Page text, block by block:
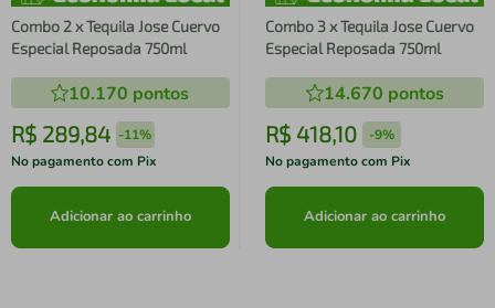
Combo 2 x Tequila Jose Cuervo
Especial Reposada 750ml
10.170 pontos
R$ 289,84 -11%
No pagamento com Pix
Adicionar ao carrinho
Combo 3 x Tequila Jose Cuervo
Especial Reposada 750ml
14.670 pontos
R$ 418,10 -9%
No pagamento com Pix
Adicionar ao carrinho